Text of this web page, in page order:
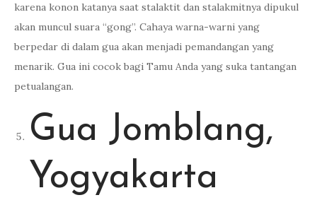
karena konon katanya saat stalaktit dan stalakmitnya dipukul
akan muncul suara “gong”. Cahaya warna-warni yang
berpedar di dalam gua akan menjadi pemandangan yang
menarik. Gua ini cocok bagi Tamu Anda yang suka tantangan
petualangan.
Gua Jomblang,
Yogyakarta